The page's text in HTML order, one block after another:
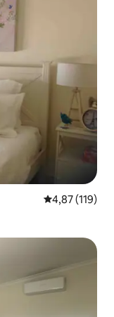
Évaluation
4,87 (119)